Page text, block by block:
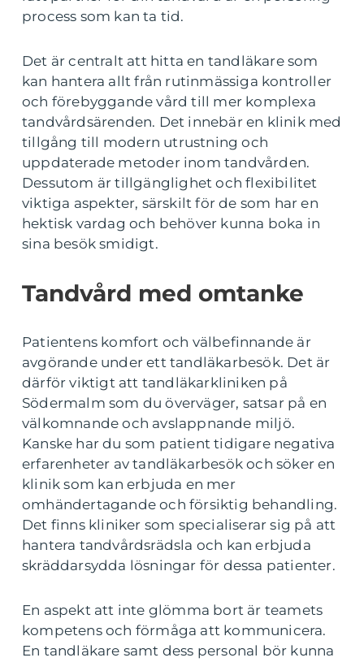
process som kan ta tid.
Det är centralt att hitta en tandläkare som
kan hantera allt från rutinmässiga kontroller
och förebyggande vård till mer komplexa
tandvårdsärenden. Det innebär en klinik med
tillgång till modern utrustning och
uppdaterade metoder inom tandvården.
Dessutom är tillgänglighet och flexibilitet
viktiga aspekter, särskilt för de som har en
hektisk vardag och behöver kunna boka in
sina besök smidigt.
Tandvård med omtanke
Patientens komfort och välbefinnande är
avgörande under ett tandläkarbesök. Det är
därför viktigt att tandläkarkliniken på
Södermalm som du överväger, satsar på en
välkomnande och avslappnande miljö.
Kanske har du som patient tidigare negativa
erfarenheter av tandläkarbesök och söker en
klinik som kan erbjuda en mer
omhändertagande och försiktig behandling.
Det finns kliniker som specialiserar sig på att
hantera tandvårdsrädsla och kan erbjuda
skräddarsydda lösningar för dessa patienter.
En aspekt att inte glömma bort är teamets
kompetens och förmåga att kommunicera.
En tandläkare samt dess personal bör kunna